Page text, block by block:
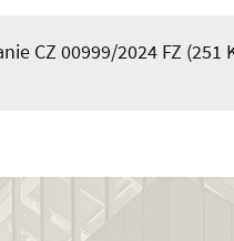
CZ 00999/2024 FZ (251